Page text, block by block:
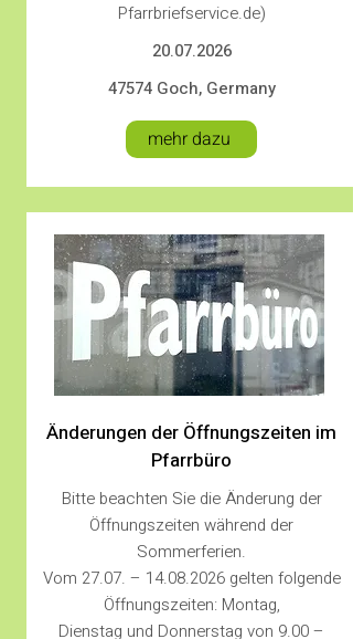
Pfarrbriefservice.de)
20.07.2026
47574 Goch, Germany
mehr dazu
Änderungen der Öffnungszeiten im
Pfarrbüro
Bitte beachten Sie die Änderung der
Öffnungszeiten während der
Sommerferien.
Vom 27.07. – 14.08.2026gelten folgende
Öffnungszeiten: Montag,
Dienstag und Donnerstag von 9.00 –